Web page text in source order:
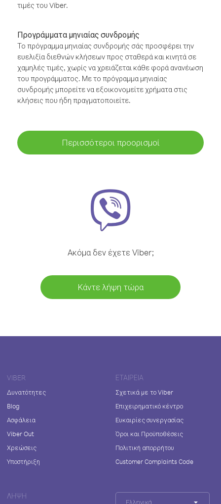
τιμές του Viber.
Προγράμματα μηνιαίας συνδρομής
Το πρόγραμμα μηνιαίας συνδρομής σάς προσφέρει την
ευελιξία διεθνών κλήσεων προς σταθερά και κινητά σε
χαμηλές τιμές, χωρίς να χρειάζεται κάθε φορά ανανέωση
του προγράμματος. Με το πρόγραμμα μηνιαίας
συνδρομής μπορείτε να εξοικονομείτε χρήματα στις
κλήσεις που ήδη πραγματοποιείτε.
Περισσότεροι προορισμοί
Ακόμα δεν έχετε Viber;
Κάντε λήψη τώρα
VIBER
Δυνατότητες
Blog
Ασφάλεια
Viber Out
Χρεώσεις
Υποστήριξη
ΕΤΑΙΡΕΊΑ
Σχετικά με το Viber
Επιχειρηματικό κέντρο
Ευκαιρίες συνεργασίας
Όροι και Προϋποθέσεις
Πολιτική απορρήτου
Customer Complaints Code
ΛΉΨΗ
Ελληνικά